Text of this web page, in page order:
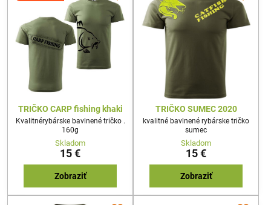
TRIČKO CARP fishing khaki
Kvalitnérybárske bavlnené tričko .
160g
Skladom
15 €
Zobraziť
TRIČKO SUMEC 2020
kvalitné bavlnené rybárske tričko
sumec
Skladom
15 €
Zobraziť